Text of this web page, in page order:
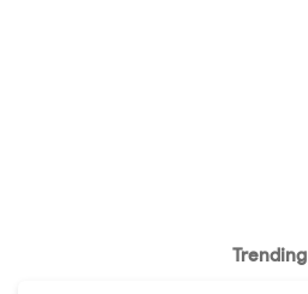
Trending